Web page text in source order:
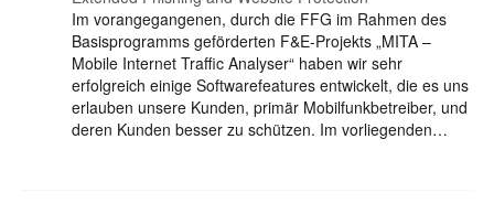
Im vorangegangenen, durch die FFG im Rahmen des
Basisprogramms geförderten F&E-Projekts „MITA –
Mobile Internet Traffic Analyser“ haben wir sehr
erfolgreich einige Softwarefeatures entwickelt, die es uns
erlauben unsere Kunden, primär Mobilfunkbetreiber, und
deren Kunden besser zu schützen. Im vorliegenden…